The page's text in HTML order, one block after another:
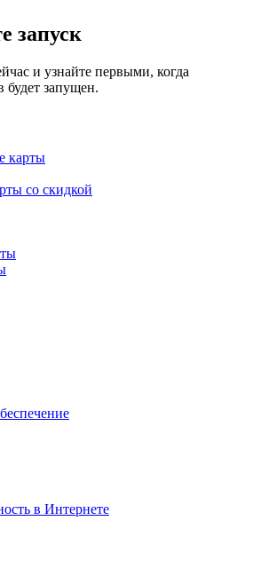
запуск
и узнайте первыми, когда
будет запущен.
карты
со скидкой
в Интернете